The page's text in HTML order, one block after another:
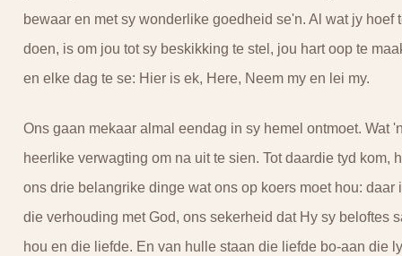
bewaar en met sy wonderlike goedheid se'n. Al wat jy hoef
doen, is om jou tot sy beskikking te stel, jou hart oop te
en elke dag te se: Hier is ek, Here, Neem my en lei my.
Ons gaan mekaar almal eendag in sy hemel ontmoet. Wat
heerlike verwagting om na uit te sien. Tot daardie tyd kom,
ons drie belangrike dinge wat ons op koers moet hou: daar
die verhouding met God, ons sekerheid dat Hy sy beloftes
hou en die liefde. En van hulle staan die liefde bo-aan die